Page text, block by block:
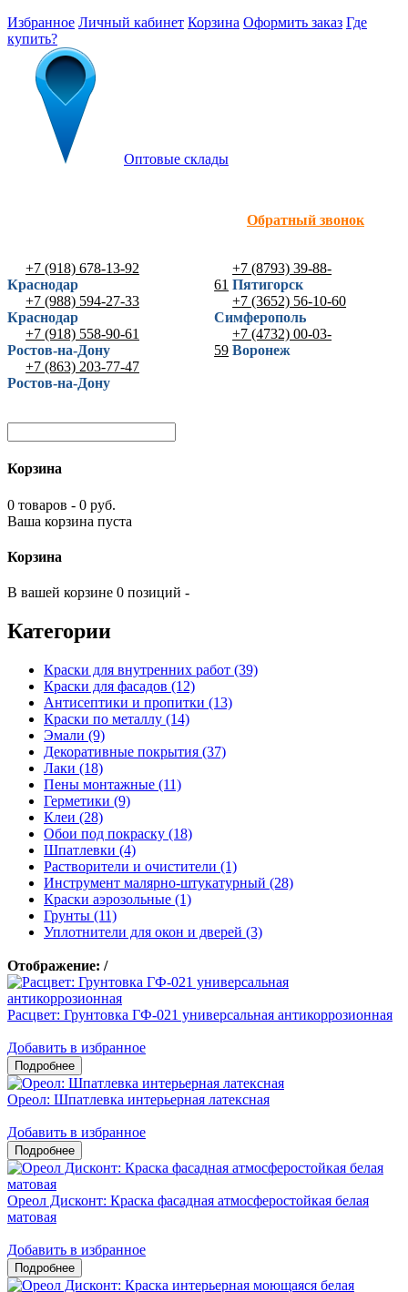
Избранное Личный кабинет Корзина Оформить заказ Где
купить?
Оптовые склады
Обратный звонок
+7 (918) 678-13-92
Краснодар
+7 (988) 594-27-33
Краснодар
+7 (918) 558-90-61
Ростов-на-Дону
+7 (863) 203-77-47
Ростов-на-Дону
+7 (8793) 39-88-
61 Пятигорск
+7 (3652) 56-10-60
Симферополь
+7 (4732) 00-03-
59 Воронеж
Корзина
0 товаров - 0 руб.
Ваша корзина пуста
Корзина
В вашей корзине 0 позиций -
Категории
Краски для внутренних работ (39)
Краски для фасадов (12)
Антисептики и пропитки (13)
Краски по металлу (14)
Эмали (9)
Декоративные покрытия (37)
Лаки (18)
Пены монтажные (11)
Герметики (9)
Клеи (28)
Обои под покраску (18)
Шпатлевки (4)
Растворители и очистители (1)
Инструмент малярно-штукатурный (28)
Краски аэрозольные (1)
Грунты (11)
Уплотнители для окон и дверей (3)
Отображение: /
Расцвет: Грунтовка ГФ-021 универсальная антикоррозионная
Добавить в избранное
Ореол: Шпатлевка интерьерная латексная
Добавить в избранное
Ореол Дисконт: Краска фасадная атмосферостойкая белая
матовая
Добавить в избранное